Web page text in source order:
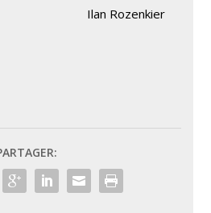
Ilan Rozenkier